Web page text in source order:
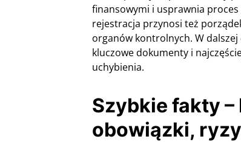
finansowymi i usprawnia
rejestracja przynosi też
organów kontrolnych. W
kluczowe dokumenty i
uchybienia.
Szybkie fakty –
obowiązki,